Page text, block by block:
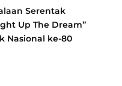
Serentak
Up The Dream”
Nasional ke-80